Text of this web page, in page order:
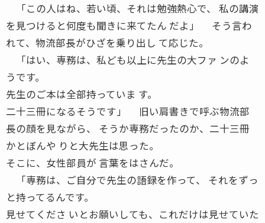
「この人はね、若い頃、それは勉強熱心で、 私の講演
を見つけると何度も聞きに来てたん だよ」 そう言わ
れて、物流部長がひざを乗り出し て応じた。
「はい、専務は、私ども以上に先生の大ファ ンのよ
うです。
先生のご本は全部持っていま す。
二十三冊になるそうです」 旧い肩書きで呼ぶ物流部
長の顔を見ながら、 そうか専務だったのか、二十三冊
かとぼんや りと大先生は思った。
そこに、女性部員が 言葉をはさんだ。
「専務は、ご自分で先生の語録を作って、 それをずっ
と持ってるんです。
見せてくださ いとお願いしても、これだけは見せていた